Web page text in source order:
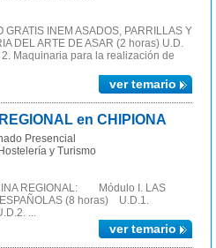
INEM ASADOS, PARRILLAS Y
DEL ARTE DE ASAR (2 horas) U.D.
Maquinaria para la realización de
ver temario
en CHIPIONA
Presencial
y Turismo
REGIONAL: Módulo I. LAS
(8 horas) U.D.1.
...
ver temario